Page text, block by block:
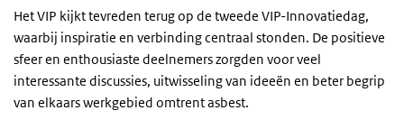
Het VIP kijkt tevreden terug op de tweede VIP-Innovatiedag,
waarbij inspiratie en verbinding centraal stonden. De positieve
sfeer en enthousiaste deelnemers zorgden voor veel
interessante discussies, uitwisseling van ideeën en beter begrip
van elkaars werkgebied omtrent asbest.